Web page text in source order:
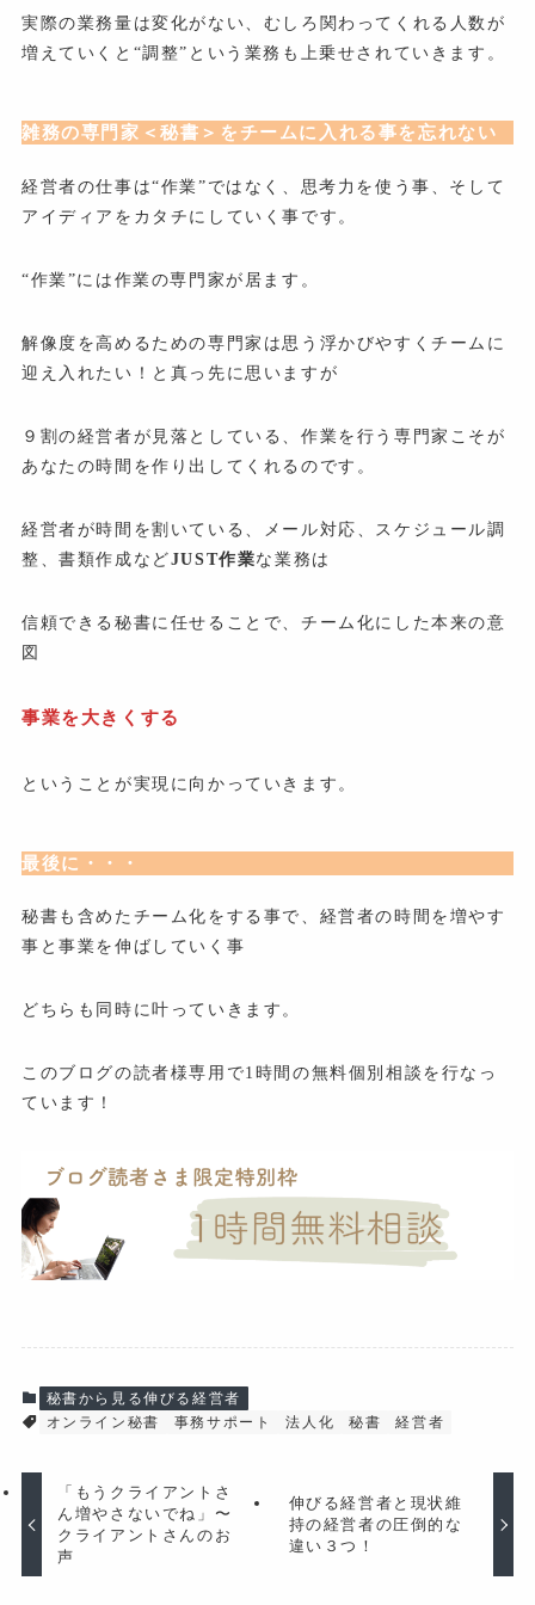
実際の業務量は変化がない、むしろ関わってくれる人数が
増えていくと“調整”という業務も上乗せされていきます。
雑務の専門家＜秘書＞をチームに入れる事を忘れない
経営者の仕事は“作業”ではなく、思考力を使う事、そして
アイディアをカタチにしていく事です。
“作業”には作業の専門家が居ます。
解像度を高めるための専門家は思う浮かびやすくチームに
迎え入れたい！と真っ先に思いますが
９割の経営者が見落としている、作業を行う専門家こそが
あなたの時間を作り出してくれるのです。
経営者が時間を割いている、メール対応、スケジュール調
整、書類作成などJUST作業な業務は
信頼できる秘書に任せることで、チーム化にした本来の意
図
事業を大きくする
ということが実現に向かっていきます。
最後に・・・
秘書も含めたチーム化をする事で、経営者の時間を増やす
事と事業を伸ばしていく事
どちらも同時に叶っていきます。
このブログの読者様専用で1時間の無料個別相談を行なっ
ています！
秘書から見る伸びる経営者
オンライン秘書
事務サポート 法人化 秘書 経営者
「もうクライアントさ
ん増やさないでね」〜
クライアントさんのお
声
伸びる経営者と現状維
持の経営者の圧倒的な
違い３つ！